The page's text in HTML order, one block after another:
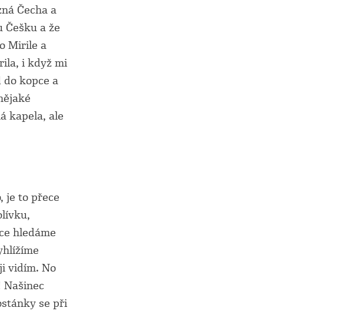
Čecha a
Češku a že
Mirile a
i když mi
kopce a
kapela, ale
je to přece
hledáme
vidím. No
Našinec
se při